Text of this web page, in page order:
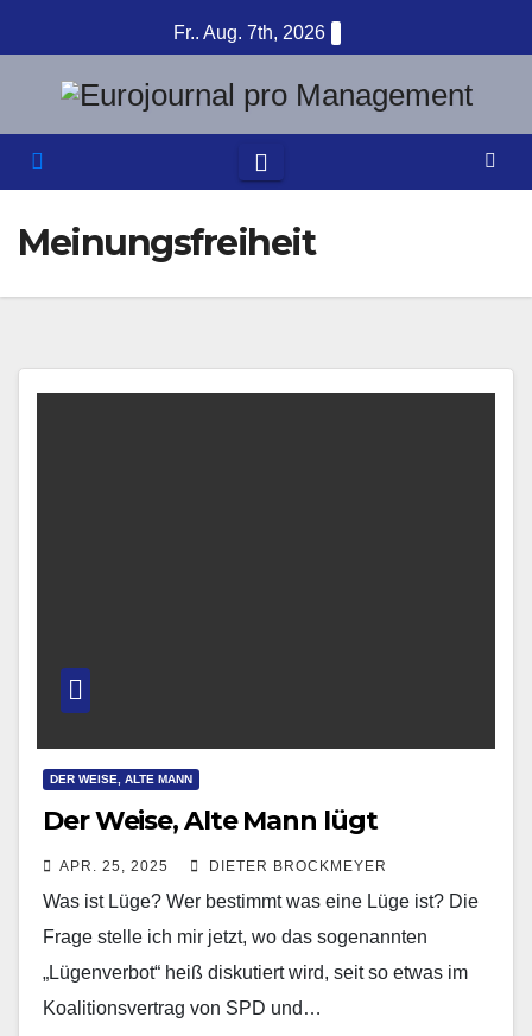
Inhalt
springen
Fr.. Aug. 7th, 2026
Meinungsfreiheit
DER WEISE, ALTE MANN
Der Weise, Alte Mann lügt
APR. 25, 2025 DIETER BROCKMEYER
Was ist Lüge? Wer bestimmt was eine Lüge ist? Die
Frage stelle ich mir jetzt, wo das sogenannten
„Lügenverbot“ heiß diskutiert wird, seit so etwas im
Koalitionsvertrag von SPD und…